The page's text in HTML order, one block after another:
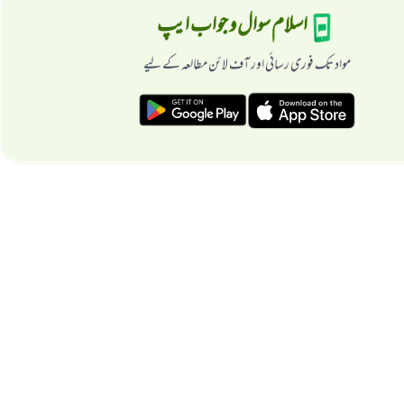
اسلام سوال و جواب ایپ
مواد تک فوری رسائی اور آف لائن مطالعہ کے لیے